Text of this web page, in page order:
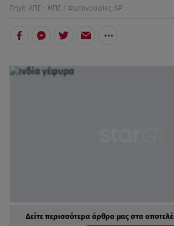
Πηγή: ΑΠΕ - ΜΠΕ / Φωτογραφίες: AP
Δείτε περισσότερα άρθρα μας στα